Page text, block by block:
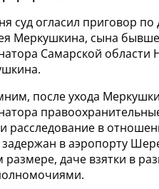
суд огласил приговор по
Меркушкина, сына
Самарской области
после ухода
расследование в
в аэропорту
даче взятки в